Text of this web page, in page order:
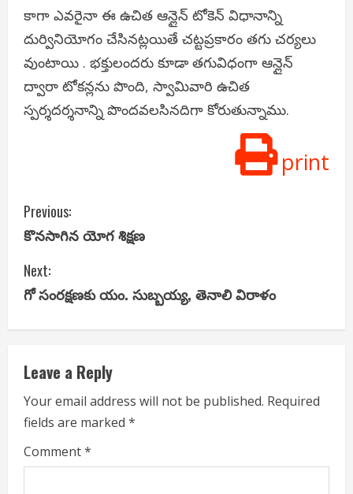
కాగా ఎవరైనా ఈ ఉచిత ఆన్లైన్ టోకెన్ విధానాన్ని
దుర్వినియోగం చేసినట్లయితే చట్టప్రకారం తగు చర్యలు
వుంటాయి . భక్తులందరు కూడా తగువిధంగా ఆన్లైన్
ద్వారా టోకన్లను పొంది, స్వామివారి ఉచిత
స్పర్శదర్శనాన్ని పొందవలసినదిగా కోరుతున్నాము.
print
C
o
n
n
u
e
R
Previous:
కొనసాగిన యోగ శిక్షణ
Next:
గో సంరక్షణకు యం. సుబ్బయ్య, తెనాలి విరాళం
Leave a Reply
Your email address will not be published. Required
fields are marked *
Comment*